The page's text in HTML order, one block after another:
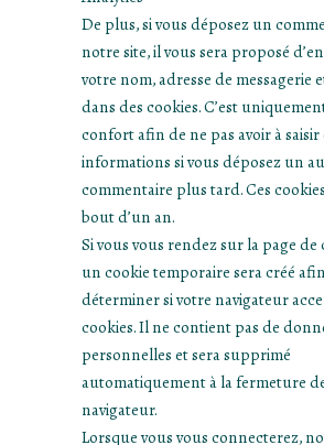
De plus, si vous déposez un
notre site, il vous sera proposé
votre nom, adresse de messagerie
dans des cookies. C’est
confort afin de ne pas avoir à saisir
informations si vous déposez un
commentaire plus tard. Ces
bout d’un an.
Si vous vous rendez sur la page
un cookie temporaire sera créé
déterminer si votre navigateur
cookies. Il ne contient pas de
personnelles et sera supprimé
automatiquement à la fermeture
navigateur.
Lorsque vous vous connecterez,